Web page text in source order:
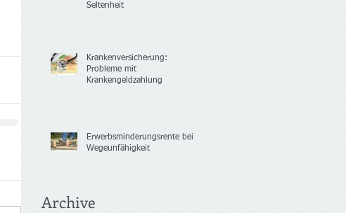
Seltenheit
Krankenversicherung:
Probleme mit
Krankengeldzahlung
Erwerbsminderungsrente bei
Wegeunfähigkeit
Archive